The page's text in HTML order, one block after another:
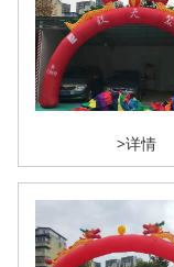
>详情